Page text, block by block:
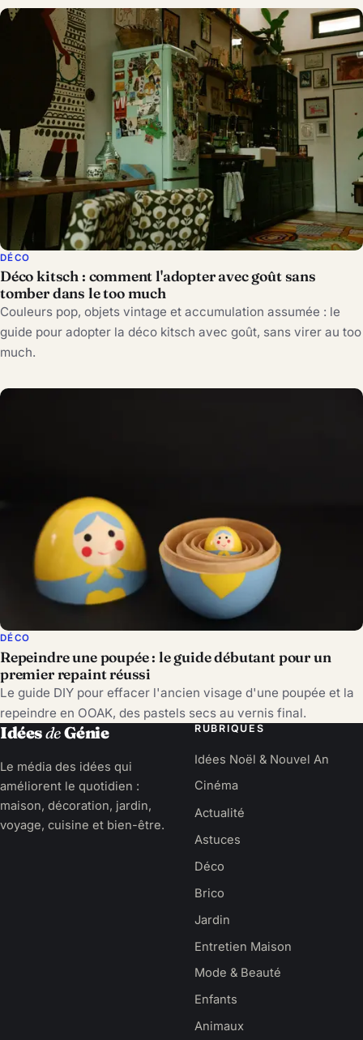
DÉCO
Déco kitsch : comment l'adopter avec goût sans
tomber dans le too much
Couleurs pop, objets vintage et accumulation assumée : le
guide pour adopter la déco kitsch avec goût, sans virer au too
much.
DÉCO
Repeindre une poupée : le guide débutant pour un
premier repaint réussi
Le guide DIY pour effacer l'ancien visage d'une poupée et la
repeindre en OOAK, des pastels secs au vernis final.
IdéesdeGénie
Le média des idées qui
améliorent le quotidien :
maison, décoration, jardin,
voyage, cuisine et bien-être.
RUBRIQUES
Idées Noël & Nouvel An
Cinéma
Actualité
Astuces
Déco
Brico
Jardin
Entretien Maison
Mode & Beauté
Enfants
Animaux